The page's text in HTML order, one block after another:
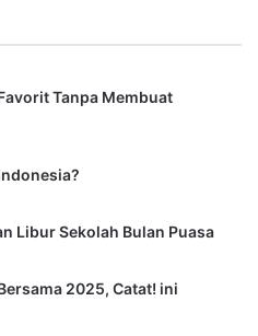
Tanpa Membuat
Libur Sekolah Bulan Puasa
2025, Catat! ini